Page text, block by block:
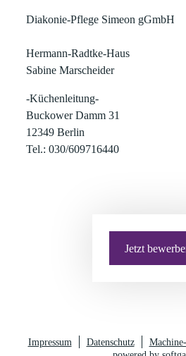
Diakonie-Pflege Simeon gGmbH
Hermann-Radtke-Haus
Sabine Marscheider
-Küchenleitung-
Buckower Damm 31
12349 Berlin
Tel.: 030/609716440
Jetzt
Impressum Datenschutz